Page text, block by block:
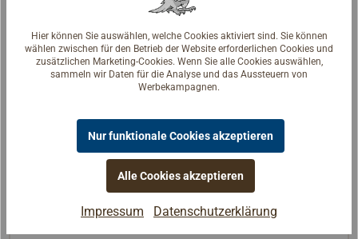
Unklarkommen geschützt. Der Rettungsring ist
jederzeit wurfbereit. Im Notfall wird der
Leinenbehälter aus dem Ring genommen,
festgehalten und der Ring geworfen. Die Leine läuft
dabei geordnet aus, was ein Person-über-Bord
Die Wurfleine im Behälter ist auch gut geeignet, um
Rettungsringe in Häfen, an Schleusen oder
Steganlagen damit zu bestücken.
Lieferbar in zwei Größen.
Hier können Sie auswählen, welche Cookies aktiviert sind. Sie können
wählen zwischen für den Betrieb der Website erforderlichen Cookies und
zusätzlichen Marketing-Cookies. Wenn Sie alle Cookies auswählen,
sammeln wir Daten für die Analyse und das Aussteuern von
Werbekampagnen.
Nur funktionale Cookies akzeptieren
Alle Cookies akzeptieren
Impressum Datenschutzerklärung